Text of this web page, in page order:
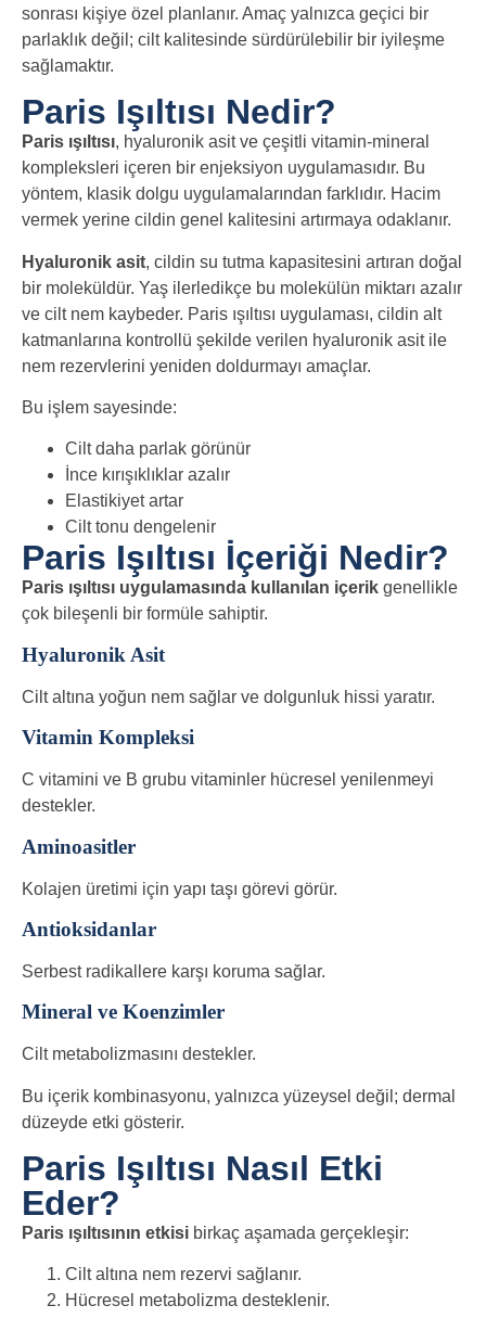
sonrası kişiye özel planlanır. Amaç yalnızca geçici bir
parlaklık değil; cilt kalitesinde sürdürülebilir bir iyileşme
sağlamaktır.
Paris Işıltısı Nedir?
Paris ışıltısı, hyaluronik asit ve çeşitli vitamin-mineral
kompleksleri içeren bir enjeksiyon uygulamasıdır. Bu
yöntem, klasik dolgu uygulamalarından farklıdır. Hacim
vermek yerine cildin genel kalitesini artırmaya odaklanır.
Hyaluronik asit, cildin su tutma kapasitesini artıran doğal
bir moleküldür. Yaş ilerledikçe bu molekülün miktarı azalır
ve cilt nem kaybeder. Paris ışıltısı uygulaması, cildin alt
katmanlarına kontrollü şekilde verilen hyaluronik asit ile
nem rezervlerini yeniden doldurmayı amaçlar.
Bu işlem sayesinde:
Cilt daha parlak görünür
İnce kırışıklıklar azalır
Elastikiyet artar
Cilt tonu dengelenir
Paris Işıltısı İçeriği Nedir?
Paris ışıltısı uygulamasında kullanılan içerik genellikle
çok bileşenli bir formüle sahiptir.
Hyaluronik Asit
Cilt altına yoğun nem sağlar ve dolgunluk hissi yaratır.
Vitamin Kompleksi
C vitamini ve B grubu vitaminler hücresel yenilenmeyi
destekler.
Aminoasitler
Kolajen üretimi için yapı taşı görevi görür.
Antioksidanlar
Serbest radikallere karşı koruma sağlar.
Mineral ve Koenzimler
Cilt metabolizmasını destekler.
Bu içerik kombinasyonu, yalnızca yüzeysel değil; dermal
düzeyde etki gösterir.
Paris Işıltısı Nasıl Etki
Eder?
Paris ışıltısının etkisi birkaç aşamada gerçekleşir:
Cilt altına nem rezervi sağlanır.
Hücresel metabolizma desteklenir.